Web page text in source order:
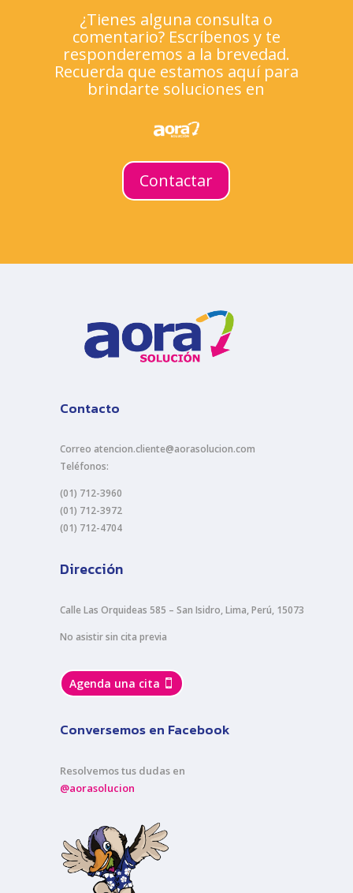
¿Tienes alguna consulta o
comentario? Escríbenos y te
responderemos a la brevedad.
Recuerda que estamos aquí para
brindarte soluciones en
Contactar
Contacto
Correo atencion.cliente@aorasolucion.com
Teléfonos:
(01) 712-3960
(01) 712-3972
(01) 712-4704
Dirección
Calle Las Orquideas 585 – San Isidro, Lima, Perú, 15073
No asistir sin cita previa
Agenda una cita
Conversemos en Facebook
Resolvemos tus dudas en
@aorasolucion